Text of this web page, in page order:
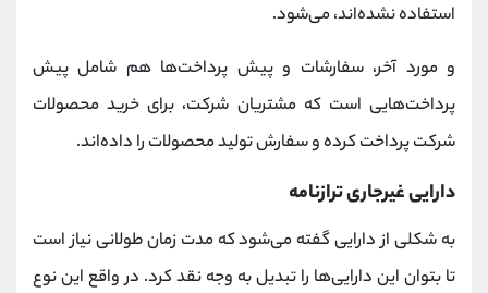
استفاده نشده‌اند، می‌شود.
و مورد آخر، سفارشات و پیش پرداخت‌ها هم شامل پیش
پرداخت‌هایی است که مشتریان شرکت، برای خرید محصولات
شرکت پرداخت کرده‌ و سفارش تولید محصولات را داده‌اند.
دارایی غیرجاری ترازنامه
به شکلی از دارایی گفته می‌شود که مدت زمان طولانی نیاز است
تا بتوان این دارایی‌ها را تبدیل به وجه نقد کرد. در واقع این نوع